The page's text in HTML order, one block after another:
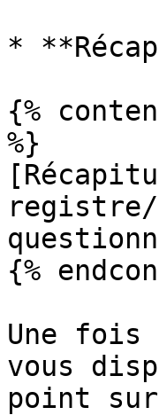
*
{%
%}
{%
Une fois
vous
point